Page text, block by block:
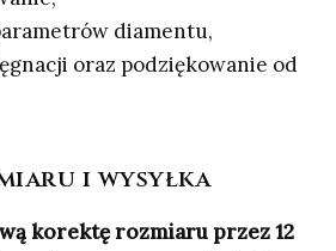
diamentu,
oraz podziękowanie od
i wysyłka
korektę rozmiaru przez 12